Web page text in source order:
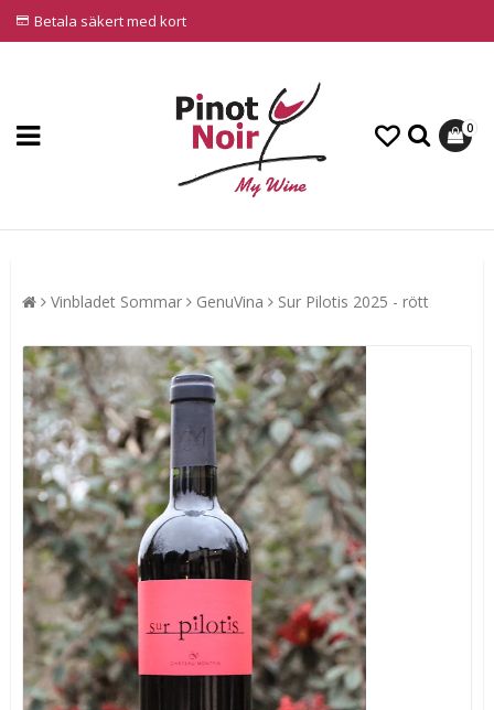
Betala säkert med kort
0
Vinbladet Sommar GenuVina Sur Pilotis 2025 - rött